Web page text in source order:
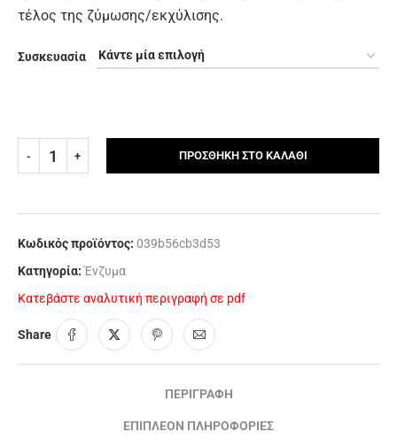
τέλος της ζύμωσης/εκχύλισης.
Συσκευασία
ΠΡΟΣΘΉΚΗ ΣΤΟ ΚΑΛΆΘΙ
Κωδικός προϊόντος: 039b56cb3d53
Κατηγορία: Ένζυμα
Κατεβάστε αναλυτική περιγραφή σε pdf
Share
ΠΕΡΙΓΡΑΦΉ
ΕΠΙΠΛΈΟΝ ΠΛΗΡΟΦΟΡΊΕΣ